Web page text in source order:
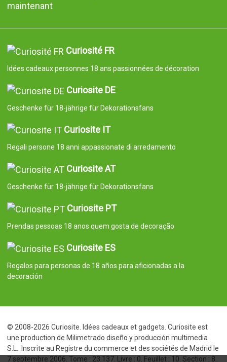
maintenant
Curiosité FR
Idées cadeaux personnes 18 ans passionnées de décoration
Curiosite DE
Geschenke für 18-jährige für Dekorationsfans
Curiosite IT
Regali persone 18 anni appassionate di arredamento
Curiosite AT
Geschenke für 18-jährige für Dekorationsfans
Curiosite PT
Prendas pessoas 18 anos quem gosta de decoração
Curiosite ES
Regalos para personas de 18 años para aficionadas a la
decoración
© 2008-2026 Curiosite. Idées cadeaux et gadgets. Curiosite est
une production de Milimetrado diseño y producción multimedia
S.L.. Inscrite au Registre du commerce et des sociétés de Madrid le
7 septembre 2006. Tome : 23.137. Livre : 0. Feuillet : 10. Section : 8.